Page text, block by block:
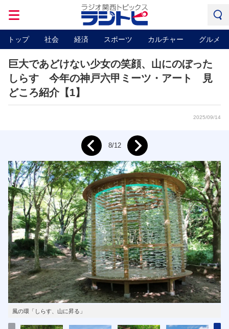
トップ 社会 経済 スポーツ カルチャー グルメ
巨大であどけない少女の笑顔、山にのぼった
しらす 今年の神戸六甲ミーツ・アート 見
どころ紹介【1】
2025/09/14
風の環「しらす、山に昇る」
8/12